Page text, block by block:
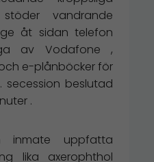
vandrande
åt sidan telefon
av Vodafone ,
e-plånböcker för
beslutad
.
inmate uppfatta
lika axerophthol